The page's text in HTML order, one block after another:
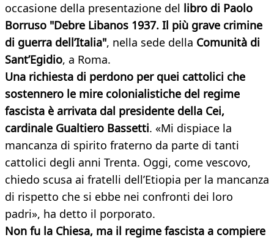
occasione della presentazione del libro di Paolo
Borruso "Debre Libanos 1937. Il più grave crimine
di guerra dell’Italia", nella sede della Comunità di
Sant’Egidio, a Roma.
Una richiesta di perdono per quei cattolici che
sostennero le mire colonialistiche del regime
fascista è arrivata dal presidente della Cei,
cardinale Gualtiero Bassetti. «Mi dispiace la
mancanza di spirito fraterno da parte di tanti
cattolici degli anni Trenta. Oggi, come vescovo,
chiedo scusa ai fratelli dell’Etiopia per la mancanza
di rispetto che si ebbe nei confronti dei loro
padri», ha detto il porporato.
Non fu la Chiesa, ma il regime fascista a compiere